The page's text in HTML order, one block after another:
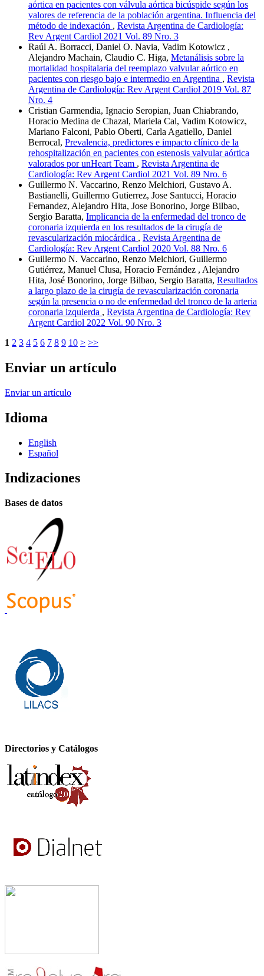
aórtica en pacientes con válvula aórtica bicúspide según los
valores de referencia de la población argentina. Influencia del
método de indexación , Revista Argentina de Cardiología:
Rev Argent Cardiol 2021 Vol. 89 Nro. 3
Raúl A. Borracci, Daniel O. Navia, Vadim Kotowicz ,
Alejandro Machain, Claudio C. Higa, Metanálisis sobre la
mortalidad hospitalaria del reemplazo valvular aórtico en
pacientes con riesgo bajo e intermedio en Argentina , Revista
Argentina de Cardiología: Rev Argent Cardiol 2019 Vol. 87
Nro. 4
Cristian Garmendia, Ignacio Seropian, Juan Chiabrando,
Horacio Medina de Chazal, Mariela Cal, Vadim Kotowicz,
Mariano Falconi, Pablo Oberti, Carla Agatiello, Daniel
Berrocal, Prevalencia, predictores e impacto clínico de la
rehospitalización en pacientes con estenosis valvular aórtica
valorados por unHeart Team , Revista Argentina de
Cardiología: Rev Argent Cardiol 2021 Vol. 89 Nro. 6
Guillermo N. Vaccarino, Renzo Melchiori, Gustavo A.
Bastianelli, Guillermo Gutierrez, Jose Santucci, Horacio
Fernandez, Alejandro Hita, Jose Bonorino, Jorge Bilbao,
Sergio Baratta, Implicancia de la enfermedad del tronco de
coronaria izquierda en los resultados de la cirugía de
revascularización miocárdica , Revista Argentina de
Cardiología: Rev Argent Cardiol 2020 Vol. 88 Nro. 6
Guillermo N. Vaccarino, Renzo Melchiori, Guillermo
Gutiérrez, Manuel Clusa, Horacio Fernández , Alejandro
Hita, José Bonorino, Jorge Bilbao, Sergio Baratta, Resultados
a largo plazo de la cirugía de revascularización coronaria
según la presencia o no de enfermedad del tronco de la arteria
coronaria izquierda , Revista Argentina de Cardiología: Rev
Argent Cardiol 2022 Vol. 90 Nro. 3
1 2 3 4 5 6 7 8 9 10 > >>
Enviar un artículo
Enviar un artículo
Idioma
English
Español
Indizaciones
Bases de datos
Directorios y Catálogos